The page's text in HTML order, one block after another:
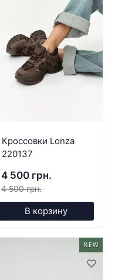
Кроссовки Lonza
220137
4 500 грн.
4 500 грн.
В корзину
NEW